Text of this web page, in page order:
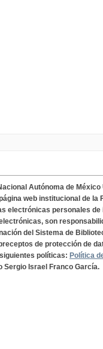
Autónoma de
web institucional de
electrónicas personales
son
del Sistema de
de protección de
políticas: Política
Sergio Israel Franco García.